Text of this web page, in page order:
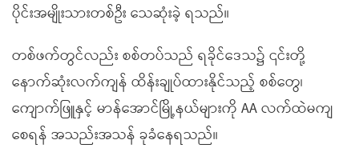
ပိုင်းအမျိုးသားတစ်ဦး သေဆုံးခဲ့ ရသည်။
တစ်ဖက်တွင်လည်း စစ်တပ်သည် ရခိုင်ဒေသ၌ ၎င်းတို့
နောက်ဆုံးလက်ကျန် ထိန်းချုပ်ထားနိုင်သည့် စစ်တွေ၊
ကျောက်ဖြူနှင့် မာန်အောင်မြို့နယ်များကို AA လက်ထဲမကျ
စေရန် အသည်းအသန် ခုခံနေရသည်။